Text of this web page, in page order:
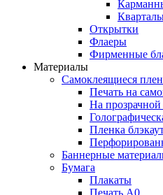
Открытки
Флаеры
Фирменные
Материалы
Самоклеящиеся
Печать на
На
Пленка
Баннерные
Бумага
Плакаты
Печать А0